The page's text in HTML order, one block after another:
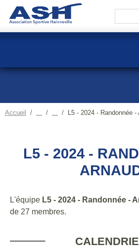
Accueil L5 - 2024 - Randonnée -
L5 - 2024 -
L'équipe L5 - 2024 - Randonnée -
de 27 membres.
Panneau de gestion des cookies